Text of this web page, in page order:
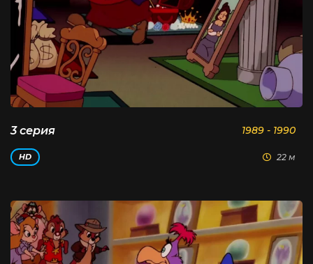
3 серия 1989 - 1990
HD 22 м